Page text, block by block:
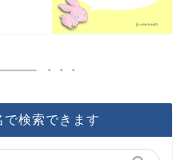
検索できます